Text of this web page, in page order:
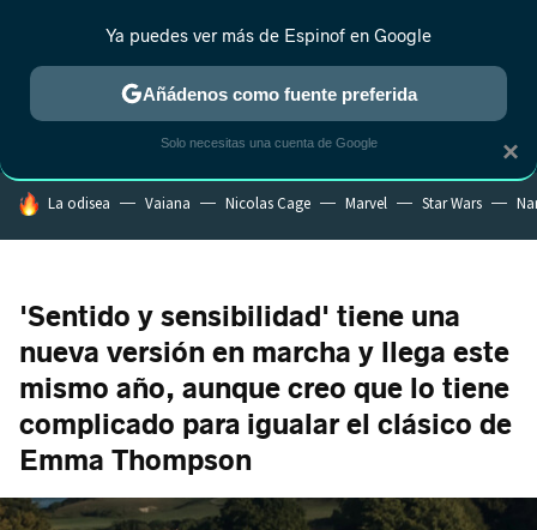
ESTRENOS REALITY ANIME RANKINGS CINE
HOY SE HABLA DE
La odisea Vaiana Nicolas Cage Marvel Star Wars
'Sentido y sensibilidad' tiene una
nueva versión en marcha y llega este
mismo año, aunque creo que lo tiene
complicado para igualar el clásico de
Emma Thompson
×
Ya puedes ver más de Espinof en Google
Añádenos como fuente preferida
Solo necesitas una cuenta de Google